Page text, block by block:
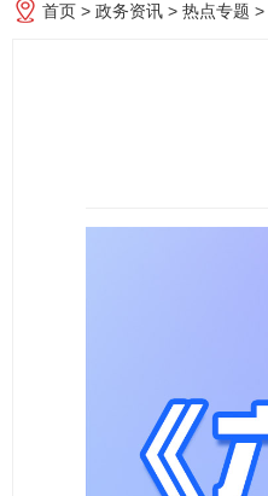
首页 > 政务资讯 > 热点专题 >